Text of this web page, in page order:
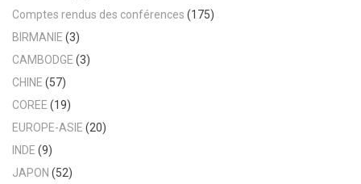
Comptes rendus des conférences (175)
BIRMANIE (3)
CAMBODGE (3)
CHINE (57)
COREE (19)
EUROPE-ASIE (20)
INDE (9)
JAPON (52)